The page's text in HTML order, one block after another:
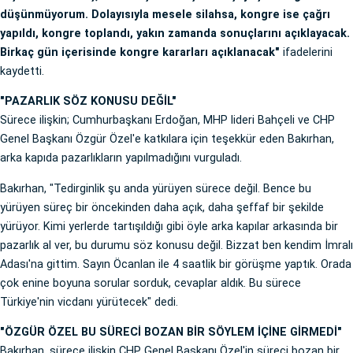
düşünmüyorum. Dolayısıyla mesele silahsa, kongre ise çağrı
yapıldı, kongre toplandı, yakın zamanda sonuçlarını açıklayacak.
Birkaç gün içerisinde kongre kararları açıklanacak" ifadelerini
kaydetti.
"PAZARLIK SÖZ KONUSU DEĞİL"
Sürece ilişkin; Cumhurbaşkanı Erdoğan, MHP lideri Bahçeli ve CHP
Genel Başkanı Özgür Özel'e katkılara için teşekkür eden Bakırhan,
arka kapıda pazarlıkların yapılmadığını vurguladı.
Bakırhan, "Tedirginlik şu anda yürüyen sürece değil. Bence bu
yürüyen süreç bir öncekinden daha açık, daha şeffaf bir şekilde
yürüyor. Kimi yerlerde tartışıldığı gibi öyle arka kapılar arkasında bir
pazarlık al ver, bu durumu söz konusu değil. Bizzat ben kendim İmralı
Adası'na gittim. Sayın Öcanlan ile 4 saatlik bir görüşme yaptık. Orada
çok enine boyuna sorular sorduk, cevaplar aldık. Bu sürece
Türkiye'nin vicdanı yürütecek" dedi.
"ÖZGÜR ÖZEL BU SÜRECİ BOZAN BİR SÖYLEM İÇİNE GİRMEDİ"